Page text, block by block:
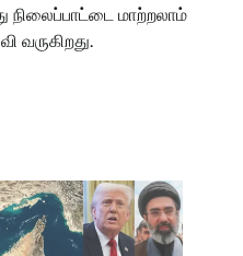
நிலைப்பாட்டை மாற்றலாம்
வருகிறது.